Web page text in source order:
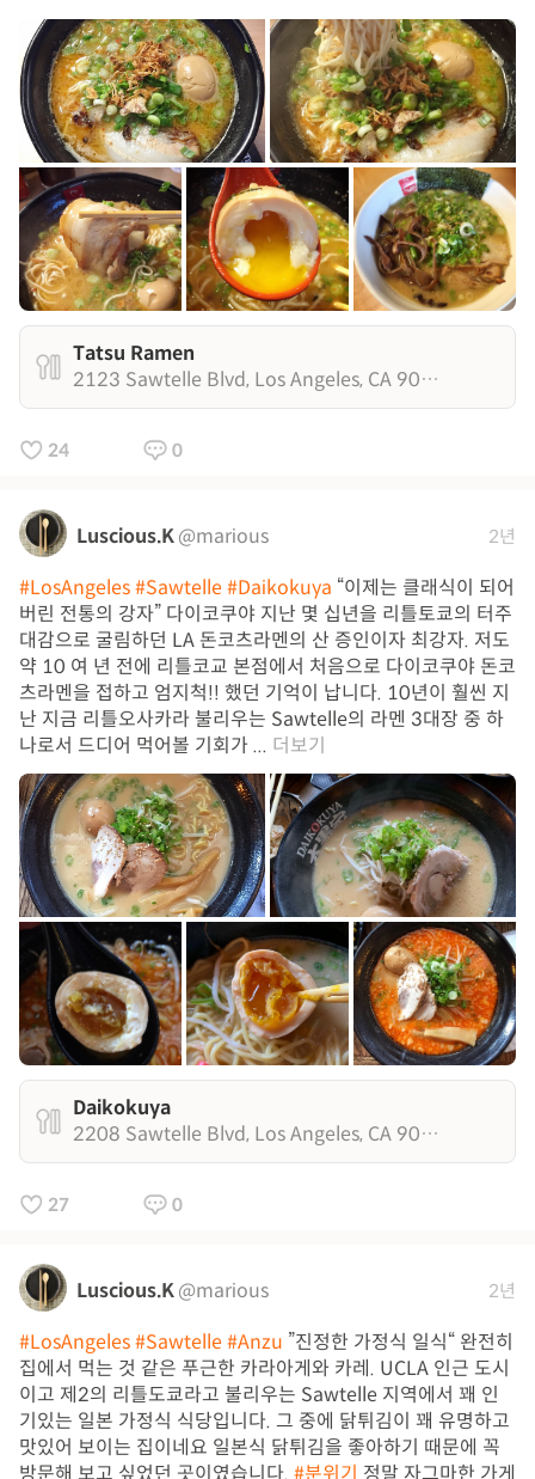
Tatsu Ramen
2123 Sawtelle Blvd, Los Angeles, CA 90025
24 0
Luscious.K@marious 2년
#LosAngeles#Sawtelle#Daikokuya “이제는 클래식이 되어
버린 전통의 강자” 다이코쿠야 지난 몇 십년을 리틀토쿄의 터주
대감으로 굴림하던 LA 돈코츠라멘의 산 증인이자 최강자. 저도
약 10 여 년 전에 리틀코교 본점에서 처음으로 다이코쿠야 돈코
츠라멘을 접하고 엄지척!! 했던 기억이 납니다. 10년이 훨씬 지
난 지금 리틀오사카라 불리우는 Sawtelle의 라멘 3대장 중 하
나로서 드디어 먹어볼 기회가 ... 더보기
Daikokuya
2208 Sawtelle Blvd, Los Angeles, CA 90064
27 0
Luscious.K@marious 2년
#LosAngeles#Sawtelle#Anzu ”진정한 가정식 일식“ 완전히
집에서 먹는 것 같은 푸근한 카라아게와 카레. UCLA 인근 도시
이고 제2의 리틀도쿄라고 불리우는 Sawtelle 지역에서 꽤 인
기있는 일본 가정식 식당입니다. 그 중에 닭튀김이 꽤 유명하고
맛있어 보이는 집이네요 일본식 닭튀김을 좋아하기 때문에 꼭
방문해 보고 싶었던 곳이였습니다. #분위기 정말 자그마한 가게